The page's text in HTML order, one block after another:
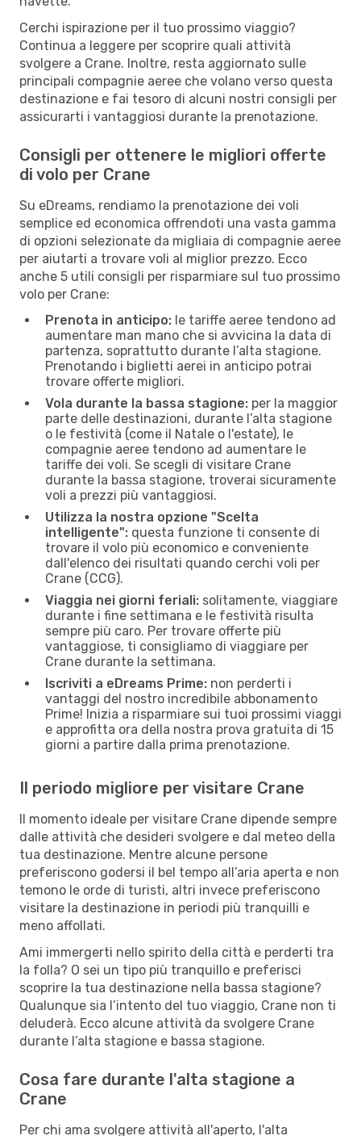
Cerchi ispirazione per il tuo prossimo viaggio?
Continua a leggere per scoprire quali attività
svolgere a Crane. Inoltre, resta aggiornato sulle
principali compagnie aeree che volano verso questa
destinazione e fai tesoro di alcuni nostri consigli per
assicurarti i vantaggiosi durante la prenotazione.
Consigli per ottenere le migliori offerte
di volo per Crane
Su eDreams, rendiamo la prenotazione dei voli
semplice ed economica offrendoti una vasta gamma
di opzioni selezionate da migliaia di compagnie aeree
per aiutarti a trovare voli al miglior prezzo. Ecco
anche 5 utili consigli per risparmiare sul tuo prossimo
volo per Crane:
Prenota in anticipo: le tariffe aeree tendono ad
aumentare man mano che si avvicina la data di
partenza, soprattutto durante l’alta stagione.
Prenotando i biglietti aerei in anticipo potrai
trovare offerte migliori.
Vola durante la bassa stagione: per la maggior
parte delle destinazioni, durante l’alta stagione
o le festività (come il Natale o l'estate), le
compagnie aeree tendono ad aumentare le
tariffe dei voli. Se scegli di visitare Crane
durante la bassa stagione, troverai sicuramente
voli a prezzi più vantaggiosi.
Utilizza la nostra opzione "Scelta
intelligente": questa funzione ti consente di
trovare il volo più economico e conveniente
dall'elenco dei risultati quando cerchi voli per
Crane (CCG).
Viaggia nei giorni feriali: solitamente, viaggiare
durante i fine settimana e le festività risulta
sempre più caro. Per trovare offerte più
vantaggiose, ti consigliamo di viaggiare per
Crane durante la settimana.
Iscriviti a eDreams Prime: non perderti i
vantaggi del nostro incredibile abbonamento
Prime! Inizia a risparmiare sui tuoi prossimi viaggi
e approfitta ora della nostra prova gratuita di 15
giorni a partire dalla prima prenotazione.
Il periodo migliore per visitare Crane
Il momento ideale per visitare Crane dipende sempre
dalle attività che desideri svolgere e dal meteo della
tua destinazione. Mentre alcune persone
preferiscono godersi il bel tempo all’aria aperta e non
temono le orde di turisti, altri invece preferiscono
visitare la destinazione in periodi più tranquilli e
meno affollati.
Ami immergerti nello spirito della città e perderti tra
la folla? O sei un tipo più tranquillo e preferisci
scoprire la tua destinazione nella bassa stagione?
Qualunque sia l’intento del tuo viaggio, Crane non ti
deluderà. Ecco alcune attività da svolgere Crane
durante l’alta stagione e bassa stagione.
Cosa fare durante l'alta stagione a
Crane
Per chi ama svolgere attività all'aperto, l'alta